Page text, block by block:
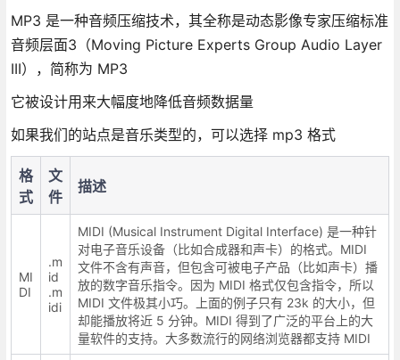
MP3 是一种音频压缩技术，其全称是动态影像专家压缩标准
音频层面3（Moving Picture Experts Group Audio Layer
III），简称为 MP3
它被设计用来大幅度地降低音频数据量
如果我们的站点是音乐类型的，可以选择 mp3 格式
格
式
文
件
描述
MI
DI
.m
id
.m
idi
MIDI (Musical Instrument Digital Interface) 是一种针
对电子音乐设备（比如合成器和声卡）的格式。MIDI
文件不含有声音，但包含可被电子产品（比如声卡）播
放的数字音乐指令。因为 MIDI 格式仅包含指令，所以
MIDI 文件极其小巧。上面的例子只有 23k 的大小，但
却能播放将近 5 分钟。MIDI 得到了广泛的平台上的大
量软件的支持。大多数流行的网络浏览器都支持 MIDI